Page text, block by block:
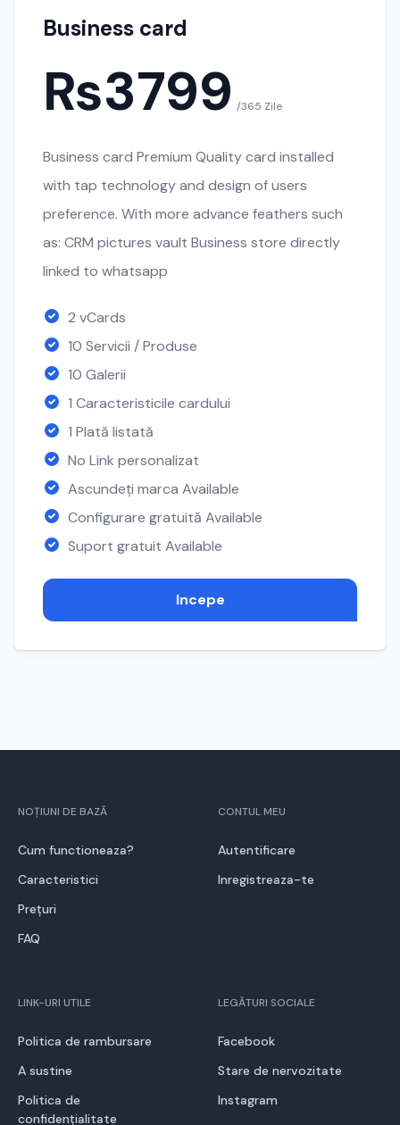
Business card
₨3799 /365 Zile
Business card Premium Quality card installed
with tap technology and design of users
preference. With more advance feathers such
as: CRM pictures vault Business store directly
linked to whatsapp
2 vCards
10 Servicii / Produse
10 Galerii
1 Caracteristicile cardului
1 Plată listată
No Link personalizat
Ascundeți marca Available
Configurare gratuită Available
Suport gratuit Available
Incepe
NOȚIUNI DE BAZĂ
Cum functioneaza?
Caracteristici
Prețuri
FAQ
CONTUL MEU
Autentificare
Inregistreaza-te
LINK-URI UTILE
Politica de rambursare
A sustine
Politica de
confidențialitate
LEGĂTURI SOCIALE
Facebook
Stare de nervozitate
Instagram